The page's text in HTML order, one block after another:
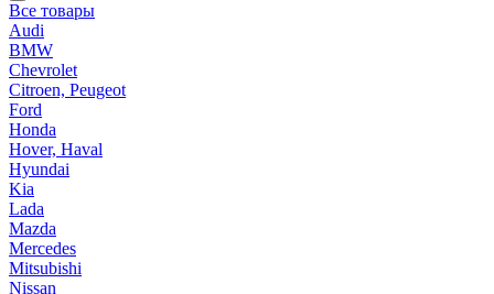
Все товары
Audi
BMW
Chevrolet
Citroen, Peugeot
Ford
Honda
Hover, Haval
Hyundai
Kia
Lada
Mazda
Mercedes
Mitsubishi
Nissan